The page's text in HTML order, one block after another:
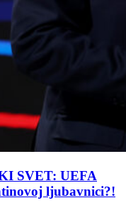
SVET: UEFA
ljubavnici?!